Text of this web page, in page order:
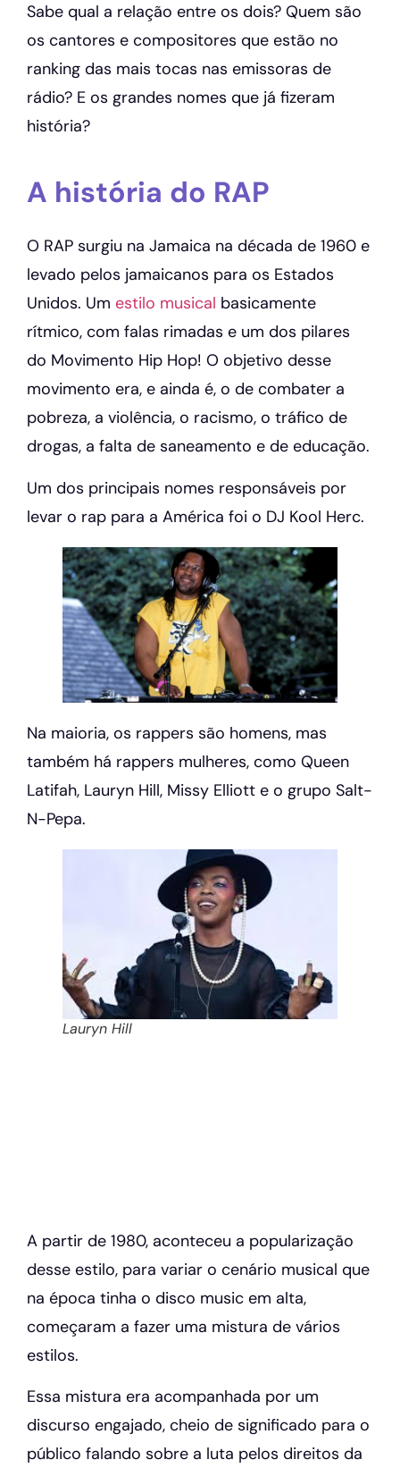
Sabe qual a relação entre os dois? Quem são
os cantores e compositores que estão no
ranking das mais tocas nas emissoras de
rádio? E os grandes nomes que já fizeram
história?
A história do RAP
O RAP surgiu na Jamaica na década de 1960 e
levado pelos jamaicanos para os Estados
Unidos. Um estilo musical basicamente
rítmico, com falas rimadas e um dos pilares
do Movimento Hip Hop! O objetivo desse
movimento era, e ainda é, o de combater a
pobreza, a violência, o racismo, o tráfico de
drogas, a falta de saneamento e de educação.
Um dos principais nomes responsáveis por
levar o rap para a América foi o DJ Kool Herc.
Na maioria, os rappers são homens, mas
também há rappers mulheres, como Queen
Latifah, Lauryn Hill, Missy Elliott e o grupo Salt-
N-Pepa.
Lauryn Hill
A partir de 1980, aconteceu a popularização
desse estilo, para variar o cenário musical que
na época tinha o disco music em alta,
começaram a fazer uma mistura de vários
estilos.
Essa mistura era acompanhada por um
discurso engajado, cheio de significado para o
público falando sobre a luta pelos direitos da